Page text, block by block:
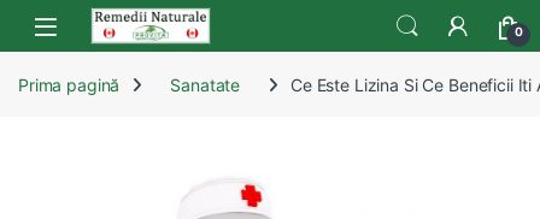
Skip to navigation
Skip to content
Open 0
Prima pagină Sanatate Ce Este Lizina Si Ce Beneficii Iti